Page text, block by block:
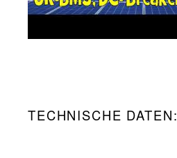
TECHNISCHE DATEN: